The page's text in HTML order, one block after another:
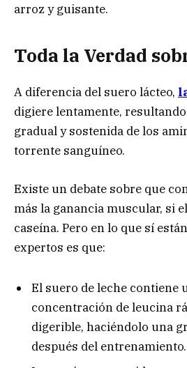
arroz y guisante.
Toda la Verdad
A diferencia del suero lácteo,
digiere lentamente,
gradual y sostenida de los
torrente sanguíneo.
Existe un debate sobre que
más la ganancia muscular, si
caseína. Pero en lo que sí
expertos es que:
El suero de leche contiene
concentración de leucina
digerible, haciéndolo una
después del entrenamiento.